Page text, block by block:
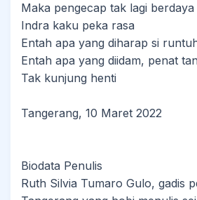
Maka pengecap tak lagi berdaya
Indra kaku peka rasa
Entah apa yang diharap si
Entah apa yang diidam, penat
Tak kunjung henti
Tangerang, 10 Maret 2022
Biodata Penulis
Ruth Silvia Tumaro Gulo, gadis